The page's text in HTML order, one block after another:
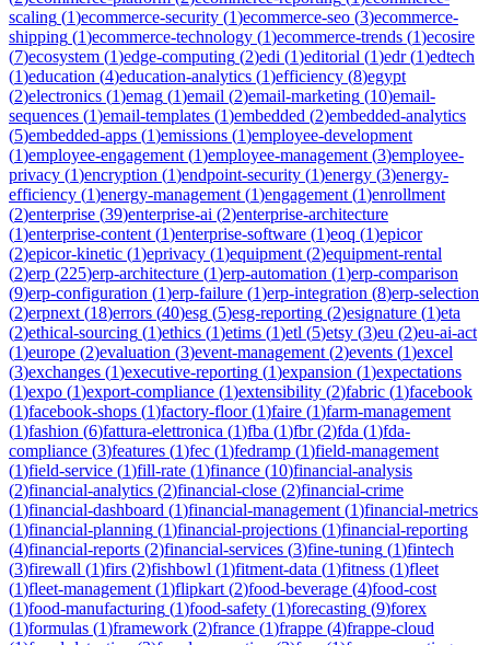
scaling (1)ecommerce-security (1)ecommerce-seo (3)ecommerce-
shipping (1)ecommerce-technology (1)ecommerce-trends (1)ecosire
(7)ecosystem (1)edge-computing (2)edi (1)editorial (1)edr(1)edtech
(1)education (4)education-analytics (1)efficiency (8)egypt
(2)electronics (1)emag (1)email (2)email-marketing (10)email-
sequences (1)email-templates (1)embedded (2)embedded-analytics
(5)embedded-apps (1)emissions (1)employee-development
(1)employee-engagement (1)employee-management (3)employee-
privacy (1)encryption (1)endpoint-security (1)energy (3)energy-
efficiency (1)energy-management (1)engagement (1)enrollment
(2)enterprise (39)enterprise-ai (2)enterprise-architecture
(1)enterprise-content (1)enterprise-software (1)eoq (1)epicor
(2)epicor-kinetic (1)eprivacy (1)equipment (2)equipment-rental
(2)erp (225)erp-architecture (1)erp-automation (1)erp-comparison
(9)erp-configuration (1)erp-failure (1)erp-integration (8)erp-selection
(2)erpnext (18)errors (40)esg (5)esg-reporting (2)esignature (1)eta
(2)ethical-sourcing (1)ethics (1)etims (1)etl (5)etsy (3)eu (2)eu-ai-act
(1)europe (2)evaluation (3)event-management (2)events (1)excel
(3)exchanges (1)executive-reporting (1)expansion (1)expectations
(1)expo (1)export-compliance (1)extensibility (2)fabric (1)facebook
(1)facebook-shops (1)factory-floor(1)faire (1)farm-management
(1)fashion (6)fattura-elettronica (1)fba (1)fbr(2)fda (1)fda-
compliance (3)features (1)fec (1)fedramp (1)field-management
(1)field-service (1)fill-rate (1)finance (10)financial-analysis
(2)financial-analytics (2)financial-close (2)financial-crime
(1)financial-dashboard (1)financial-management (1)financial-metrics
(1)financial-planning (1)financial-projections (1)financial-reporting
(4)financial-reports (2)financial-services (3)fine-tuning (1)fintech
(3)firewall (1)firs (2)fishbowl (1)fitment-data (1)fitness (1)fleet
(1)fleet-management (1)flipkart (2)food-beverage (4)food-cost
(1)food-manufacturing (1)food-safety (1)forecasting (9)forex
(1)formulas (1)framework (2)france (1)frappe (4)frappe-cloud